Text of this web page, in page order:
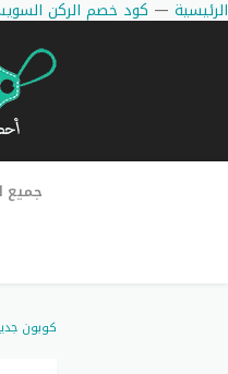
الرئيسية — كود خصم الركن
جميع
كوبون